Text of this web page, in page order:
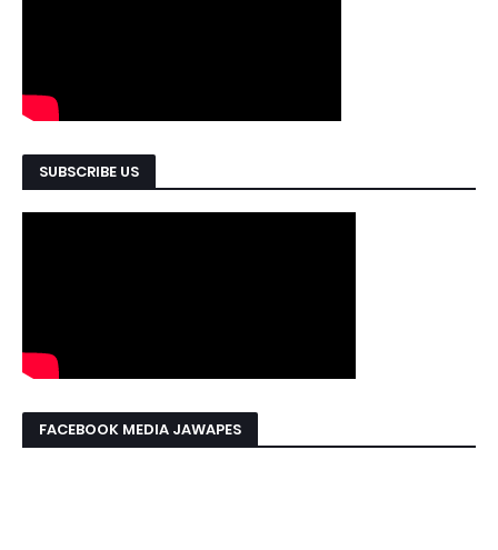
SUBSCRIBE US
FACEBOOK MEDIA JAWAPES